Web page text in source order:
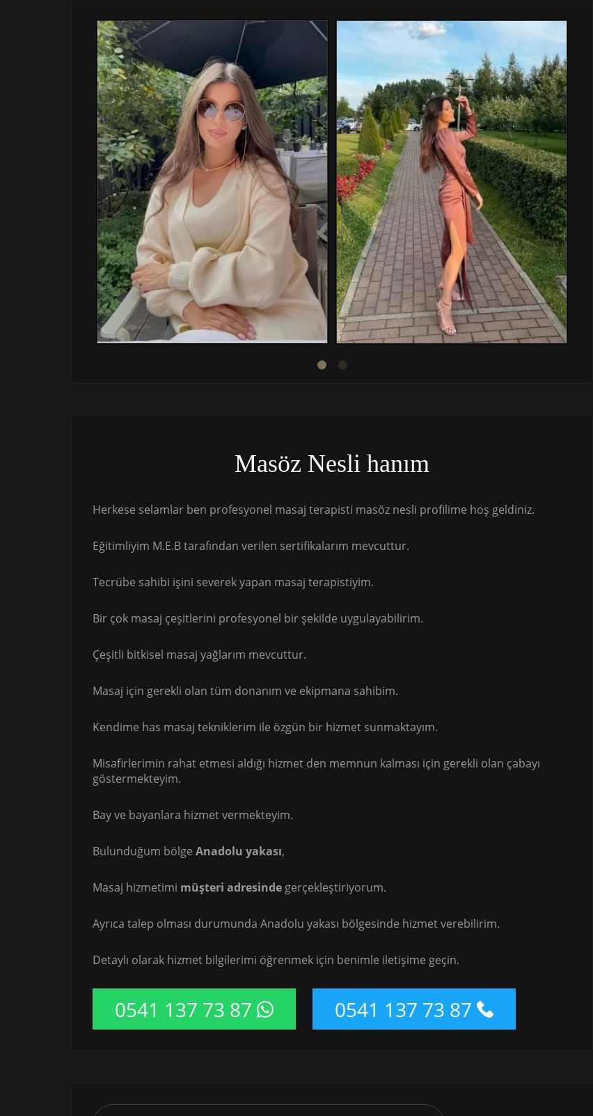
Masöz Nesli hanım
Herkese selamlar ben profesyonel masaj terapisti masöz nesli profilime hoş geldiniz.
Eğitimliyim M.E.B tarafından verilen sertifikalarım mevcuttur.
Tecrübe sahibi işini severek yapan masaj terapistiyim.
Bir çok masaj çeşitlerini profesyonel bir şekilde uygulayabilirim.
Çeşitli bitkisel masaj yağlarım mevcuttur.
Masaj için gerekli olan tüm donanım ve ekipmana sahibim.
Kendime has masaj tekniklerim ile özgün bir hizmet sunmaktayım.
Misafirlerimin rahat etmesi aldığı hizmet den memnun kalması için gerekli olan çabayı
göstermekteyim.
Bay ve bayanlara hizmet vermekteyim.
Bulunduğum bölge Anadolu yakası,
Masaj hizmetimi müşteri adresinde gerçekleştiriyorum.
Ayrıca talep olması durumunda Anadolu yakası bölgesinde hizmet verebilirim.
Detaylı olarak hizmet bilgilerimi öğrenmek için benimle iletişime geçin.
0541 137 73 87 0541 137 73 87